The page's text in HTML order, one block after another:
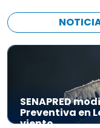
SENAPRED
Preventiva en
viento